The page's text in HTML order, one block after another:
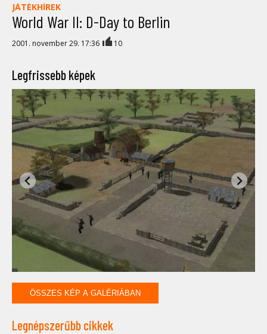
JÁTÉKHÍREK
World War II: D-Day to Berlin
2001. november 29. 17:36 10
Legfrissebb képek
ÖSSZES KÉP A GALÉRIÁBAN
Legnépszerűbb cikkek